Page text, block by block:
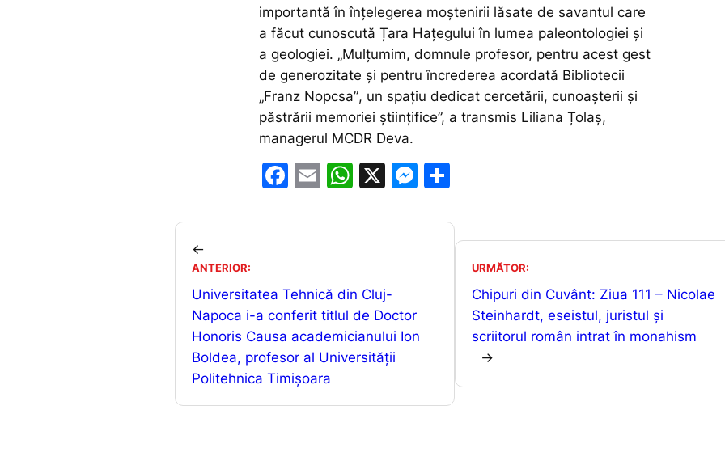
importantă în înțelegerea moștenirii lăsate de savantul care
a făcut cunoscută Țara Hațegului în lumea paleontologiei și
a geologiei. „Mulțumim, domnule profesor, pentru acest gest
de generozitate și pentru încrederea acordată Bibliotecii
„Franz Nopcsa”, un spațiu dedicat cercetării, cunoașterii și
păstrării memoriei științifice”, a transmis Liliana Țolaș,
managerul MCDR Deva.
F
c
o
o
k
E
ai
W
at
p
p
X
M
s
g
ta
je
←
ANTERIOR:
Universitatea Tehnică din Cluj-
Napoca i-a conferit titlul de Doctor
Honoris Causa academicianului Ion
Boldea, profesor al Universității
Politehnica Timișoara
URMĂTOR:
Chipuri din Cuvânt: Ziua 111 – Nicolae
Steinhardt, eseistul, juristul și
scriitorul român intrat în monahism
→